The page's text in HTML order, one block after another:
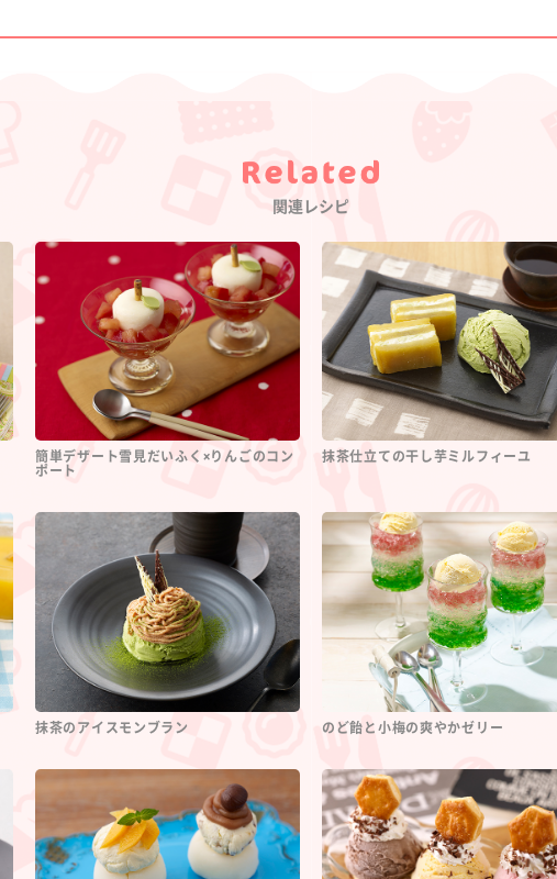
Category
関連レシピ
簡単デザート雪見だいふく×りんごのコン
ポート
抹茶仕立ての干し芋ミルフィーユ
抹茶のアイスモンブラン のど飴と小梅の爽やかゼリー